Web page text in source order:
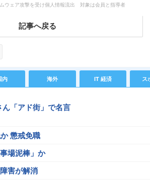
ウェア攻撃を受け個人情報流出 対象は会員と指導者
記事へ戻る
内 海外 IT 経済 ス
ん「アド街」で名言
懲戒免職
場泥棒」か
害が解消